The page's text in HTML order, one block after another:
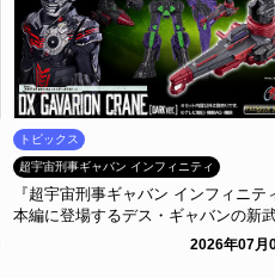
トピックス
超宇宙刑事ギャバン インフィニティ
『超宇宙刑事ギャバン インフィニテ
本編に登場するデス・ギャバンの新
「DXギャバリオンクレーン(ダークve
2026年07月